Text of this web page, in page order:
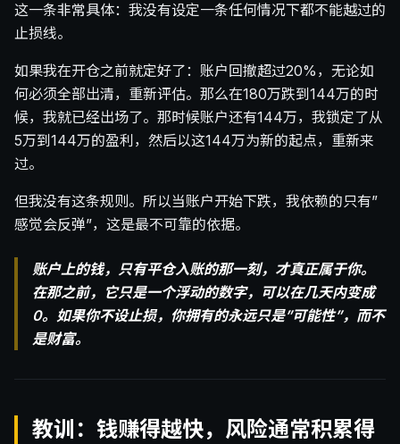
这一条非常具体：我没有设定一条任何情况下都不能越过的
止损线。
如果我在开仓之前就定好了：账户回撤超过20%，无论如
何必须全部出清，重新评估。那么在180万跌到144万的时
候，我就已经出场了。那时候账户还有144万，我锁定了从
5万到144万的盈利，然后以这144万为新的起点，重新来
过。
但我没有这条规则。所以当账户开始下跌，我依赖的只有”
感觉会反弹”，这是最不可靠的依据。
账户上的钱，只有平仓入账的那一刻，才真正属于你。
在那之前，它只是一个浮动的数字，可以在几天内变成
0。如果你不设止损，你拥有的永远只是”可能性”，而不
是财富。
教训：钱赚得越快，风险通常积累得